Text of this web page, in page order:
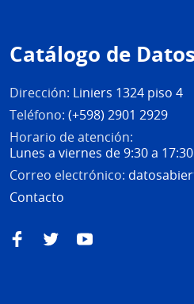
de
página
Catálogo de
Dirección: Liniers 1324 piso 4
Teléfono: (+598) 2901 2929
Horario de atención:
Lunes a viernes de 9:30 a
Correo electrónico:
Contacto
FacebookTwitterYouTube